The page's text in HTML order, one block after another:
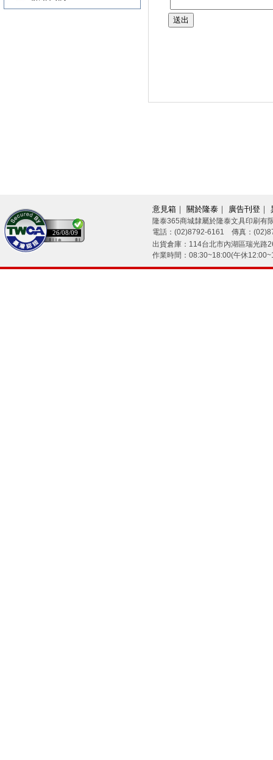
26/08/09
意見箱 ｜ 關於隆泰 ｜ 廣告刊登 ｜
隆泰365商城隸屬於隆泰文具印刷有
電話：(02)8792-6161 傳真：
出貨倉庫：114台北市內湖區瑞光路
作業時間：08:30~18:00(午休